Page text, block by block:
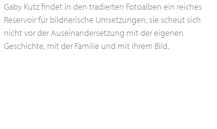
Gaby Kutz findet in den tradierten Fotoalben ein reiches
Reservoir für bildnerische Umsetzungen, sie scheut sich
nicht vor der Auseinandersetzung mit der eigenen
Geschichte, mit der Familie und mit ihrem Bild.